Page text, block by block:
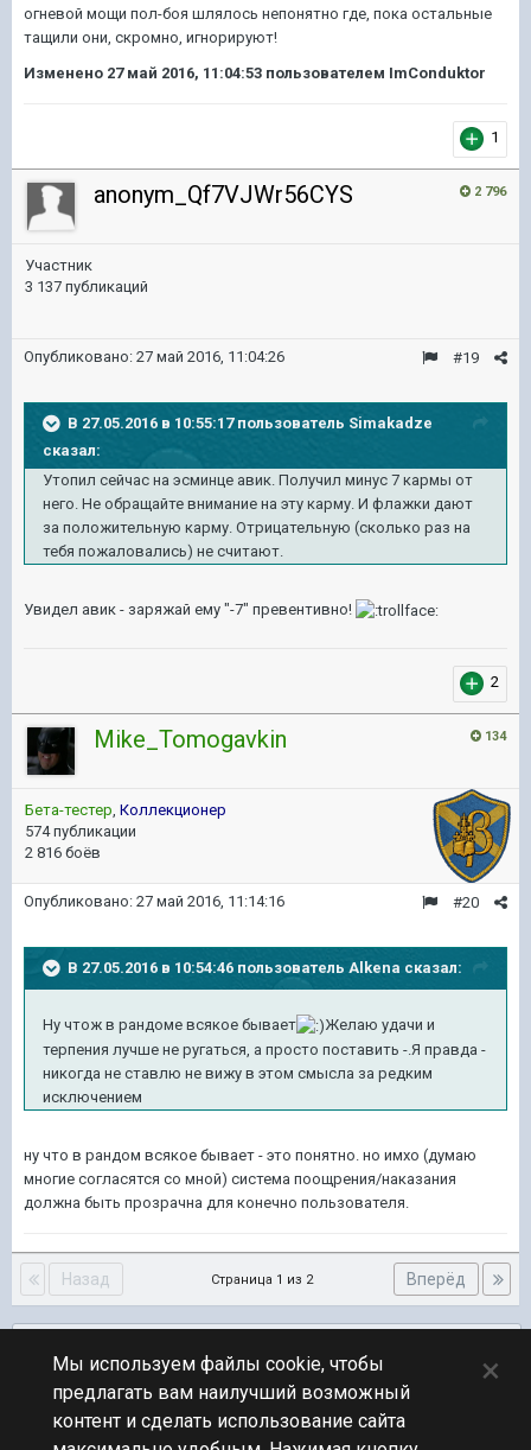
огневой мощи пол-боя шлялось непонятно где, пока остальные
тащили они, скромно, игнорируют!
Изменено 27 май 2016, 11:04:53 пользователем ImConduktor
1
2 796
anonym_Qf7VJWr56CYS
Участник
3 137 публикаций
#19
Опубликовано: 27 май 2016, 11:04:26
В 27.05.2016 в 10:55:17 пользователь Simakadze
сказал:
Утопил сейчас на эсминце авик. Получил минус 7 кармы от
него. Не обращайте внимание на эту карму. И флажки дают
за положительную карму. Отрицательную (сколько раз на
тебя пожаловались) не считают.
Увидел авик - заряжай ему "-7" превентивно!
2
134
Mike_Tomogavkin
Бета-тестер, Коллекционер
574 публикации
2 816 боёв
#20
Опубликовано: 27 май 2016, 11:14:16
В 27.05.2016 в 10:54:46 пользователь Alkena сказал:
Ну чтож в рандоме всякое бывает
Желаю удачи и
терпения лучше не ругаться, а просто поставить -.Я правда -
никогда не ставлю не вижу в этом смысла за редким
исключением
ну что в рандом всякое бывает - это понятно. но имхо (думаю
многие согласятся со мной) система поощрения/наказания
должна быть прозрачна для конечно пользователя.
Назад Вперёд
Страница 1 из 2
ПЕРЕЙТИ К СПИСКУ ТЕМ
Обсуждение Мира Кораблей
Мы используем файлы cookie, чтобы
предлагать вам наилучший возможный
контент и сделать использование сайта
×